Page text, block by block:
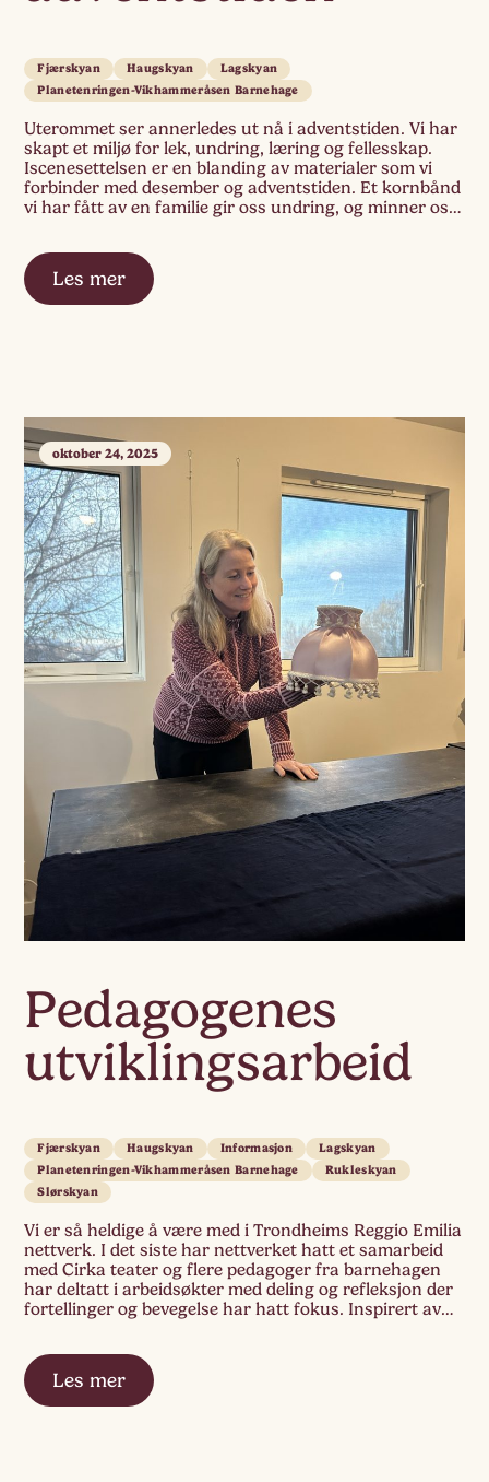
Fjærskyan Haugskyan
Lagskyan
Planetenringen-Vikhammeråsen Barnehage
Uterommet ser annerledes ut nå i adventstiden. Vi har
skapt et miljø for lek, undring, læring og fellesskap.
Iscenesettelsen er en blanding av materialer som vi
forbinder med desember og adventstiden. Et kornbånd
vi har fått av en familie gir oss undring, og minner oss
Les mer
Pedagogenes
utviklingsarbeid
oktober 24, 2025
Fjærskyan Haugskyan Informasjon
Lagskyan
Planetenringen-Vikhammeråsen Barnehage
Rukleskyan
Slørskyan
Vi er så heldige å være med i Trondheims Reggio Emilia
nettverk. I det siste har nettverket hatt et samarbeid
med Cirka teater og flere pedagoger fra barnehagen
har deltatt i arbeidsøkter med deling og refleksjon der
fortellinger og bevegelse har hatt fokus. Inspirert av
Les mer